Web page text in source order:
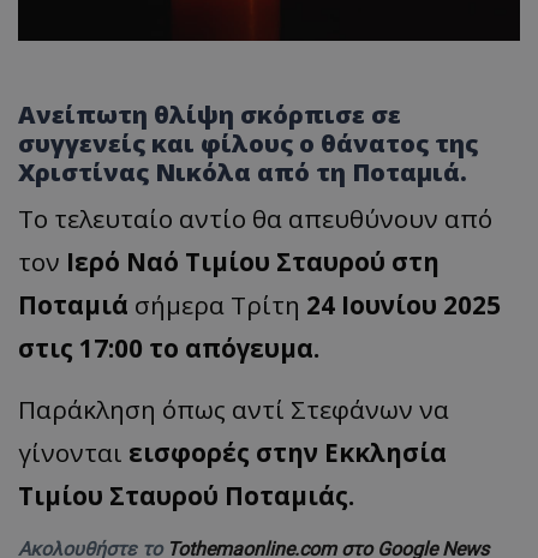
Ανείπωτη θλίψη σκόρπισε σε
συγγενείς και φίλους ο θάνατος της
Χριστίνας Νικόλα από τη Ποταμιά.
Το τελευταίο αντίο θα απευθύνουν από
τον Ιερό Ναό Τιμίου Σταυρού στη
Ποταμιά σήμερα Τρίτη 24 Ιουνίου 2025
στις 17:00 το απόγευμα.
Παράκληση όπως αντί Στεφάνων να
γίνονται εισφορές στην Εκκλησία
Τιμίου Σταυρού Ποταμιάς.
Ακολουθήστε το Tothemaonline.com στο Google News